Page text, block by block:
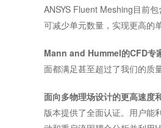
ANSYS Fluent Meshing目前
可减少单元数量，实现更高的
Mann and Hummel的CFD专
面都满足甚至超过了我们的质
面向多物理场设计的更高速度
版本提供了全面认证。用户能